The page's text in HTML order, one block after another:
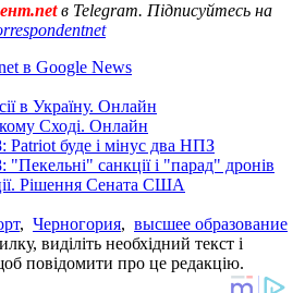
в Telegram. Підписуйтесь на
в Google News
в Україну. Онлайн
Сході. Онлайн
Patriot буде і мінус два НПЗ
санкції і "парад" дронів
Рішення Сената США
, Черногория, высшее образование
виділіть необхідний текст і
повідомити про це редакцію.